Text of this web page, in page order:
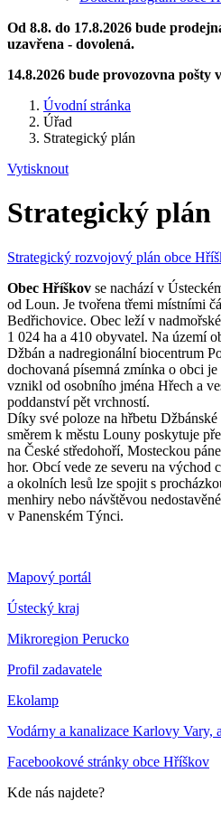
Od 8.8. do 17.8.2026 bude
uzavřena - dovolená.
14.8.2026 bude provozovna pošty
Úvodní stránka
Úřad
Strategický plán
Vytisknout
Strategický plán
Strategický rozvojový plán obce
Obec Hříškov se nachází v
od Loun. Je tvořena třemi místními
Bedřichovice. Obec leží v
1 024 ha a 410 obyvatel. Na území
Džbán a nadregionální biocentrum
dochovaná písemná zmínka o obci
vznikl od osobního jména Hřech a
poddanství pět vrchností.
Díky své poloze na hřbetu
směrem k městu Louny poskytuje
na České středohoří, Mosteckou
hor. Obcí vede ze severu na východ
a okolních lesů lze spojit s
menhiry nebo návštěvou
v Panenském Týnci.
Mapový portál
Ústecký kraj
Mikroregion Perucko
Profil zadavatele
Ekolamp
Vodárny a kanalizace Karlovy
Facebookové stránky obce Hříškov
Kde nás najdete?